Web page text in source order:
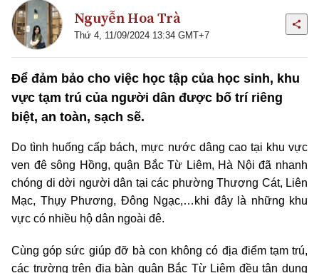
Nguyễn Hoa Trà
Thứ 4, 11/09/2024 13:34 GMT+7
Để đảm bảo cho việc học tập của học sinh, khu
vực tạm trú của người dân được bố trí riêng
biệt, an toàn, sạch sẽ.
Do tình huống cấp bách, mực nước dâng cao tại khu vực
ven đê sông Hồng, quận Bắc Từ Liêm, Hà Nội đã nhanh
chóng di dời người dân tại các phường Thượng Cát, Liên
Mạc, Thụy Phương, Đông Ngạc,…khi đây là những khu
vực có nhiều hộ dân ngoài đê.
Cùng góp sức giúp đỡ bà con không có địa điểm tạm trú,
các trường trên địa bàn quận Bắc Từ Liêm đều tận dụng